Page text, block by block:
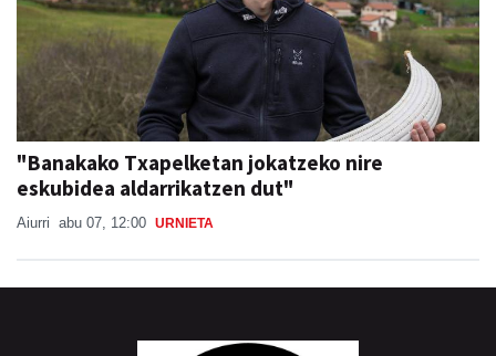
"Banakako Txapelketan jokatzeko nire
eskubidea aldarrikatzen dut"
Aiurri abu 07, 12:00 URNIETA